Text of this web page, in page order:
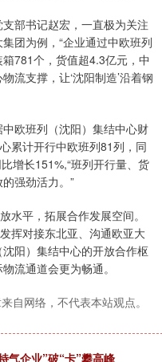
部书记赵宏，一直极为关注
团为例，“企业通过中欧班列
781个，货值超4.3亿元，中
流支撑，让‘沈阳制造’沿着钢
欧班列（沈阳）集结中心财
累计开行中欧班列81列，同
增长151%,“班列开行量、货
强劲活力。”
水平，拓展合作发展空间。
挥对接东北亚、沟通欧亚大
阳）集结中心的开放合作枢
流通道会更为畅通。
自网络，不代表本站观点。
气企业”破“卡”攀高峰